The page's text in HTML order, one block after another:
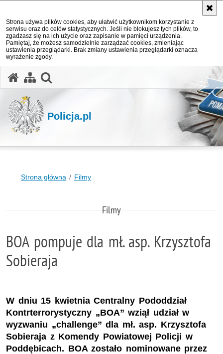
Strona używa plików cookies, aby ułatwić użytkownikom korzystanie z
serwisu oraz do celów statystycznych. Jeśli nie blokujesz tych plików, to
zgadzasz się na ich użycie oraz zapisanie w pamięci urządzenia.
Pamiętaj, że możesz samodzielnie zarządzać cookies, zmieniając
ustawienia przeglądarki. Brak zmiany ustawienia przeglądarki oznacza
wyrażenie zgody.
Policja.pl
Strona główna Filmy
Filmy
BOA pompuje dla mł. asp. Krzysztofa
Sobieraja
W dniu 15 kwietnia Centralny Pododdział
Kontrterrorystyczny „BOA” wziął udział w
wyzwaniu „challenge” dla mł. asp. Krzysztofa
Sobieraja z Komendy Powiatowej Policji w
Poddębicach. BOA zostało nominowane przez